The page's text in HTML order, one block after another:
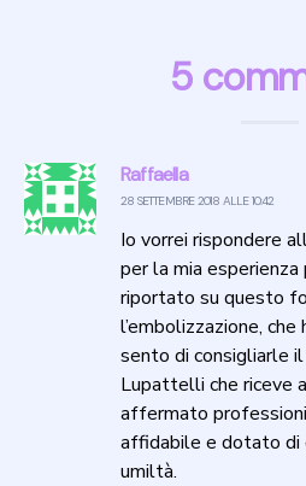
5
Raffaella
28 SETTEMBRE 2018 ALLE 10:42
Io vorrei rispondere
per la mia
riportato su questo
l’embolizzazione,
sento di consigliarle
Lupattelli che riceve
affermato
affidabile e dotato di
umiltà.